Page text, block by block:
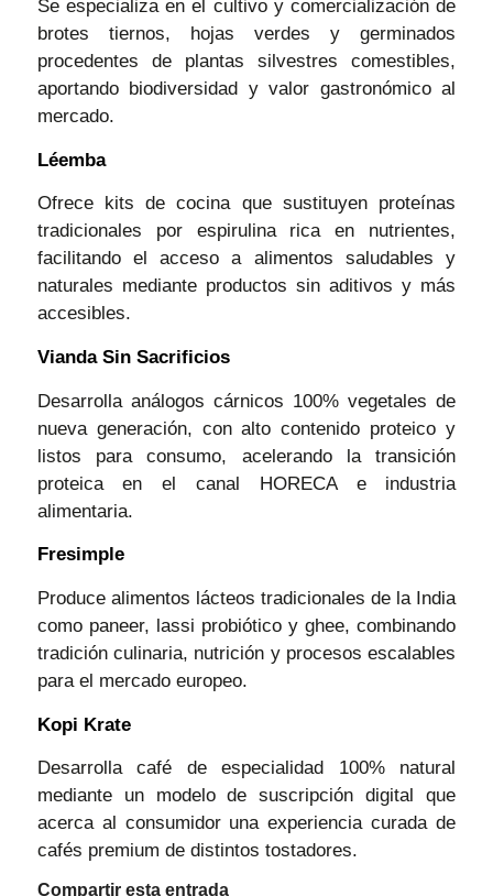
Se especializa en el cultivo y comercialización de
brotes tiernos, hojas verdes y germinados
procedentes de plantas silvestres comestibles,
aportando biodiversidad y valor gastronómico al
mercado.
Léemba
Ofrece kits de cocina que sustituyen proteínas
tradicionales por espirulina rica en nutrientes,
facilitando el acceso a alimentos saludables y
naturales mediante productos sin aditivos y más
accesibles.
Vianda Sin Sacrificios
Desarrolla análogos cárnicos 100% vegetales de
nueva generación, con alto contenido proteico y
listos para consumo, acelerando la transición
proteica en el canal HORECA e industria
alimentaria.
Fresimple
Produce alimentos lácteos tradicionales de la India
como paneer, lassi probiótico y ghee, combinando
tradición culinaria, nutrición y procesos escalables
para el mercado europeo.
Kopi Krate
Desarrolla café de especialidad 100% natural
mediante un modelo de suscripción digital que
acerca al consumidor una experiencia curada de
cafés premium de distintos tostadores.
Compartir esta entrada